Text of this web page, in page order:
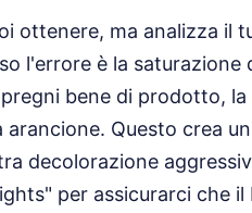
ottenere, ma analizza il
l'errore è la saturazione
bene di prodotto,
Questo crea
decolorazione
per assicurarci che il